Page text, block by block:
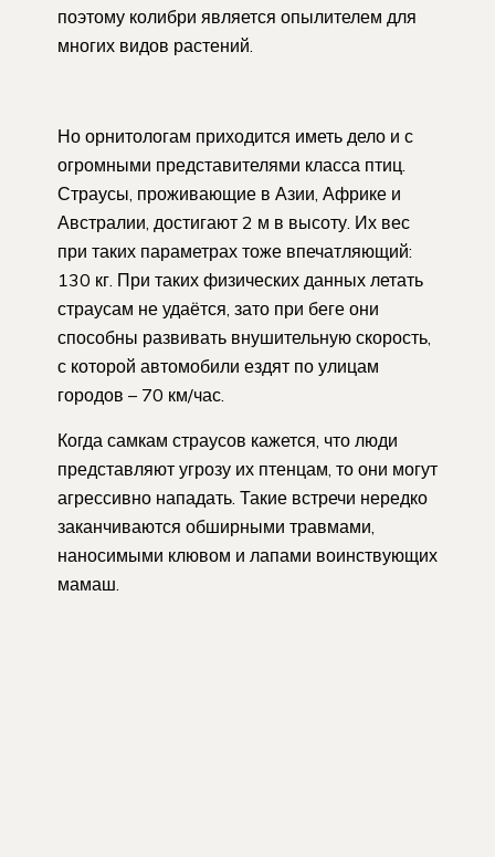
поэтому колибри является опылителем для
многих видов растений.
Но орнитологам приходится иметь дело и с
огромными представителями класса птиц.
Страусы, проживающие в Азии, Африке и
Австралии, достигают 2 м в высоту. Их вес
при таких параметрах тоже впечатляющий:
130 кг. При таких физических данных летать
страусам не удаётся, зато при беге они
способны развивать внушительную скорость,
с которой автомобили ездят по улицам
городов – 70 км/час.
Когда самкам страусов кажется, что люди
представляют угрозу их птенцам, то они могут
агрессивно нападать. Такие встречи нередко
заканчиваются обширными травмами,
наносимыми клювом и лапами воинствующих
мамаш.